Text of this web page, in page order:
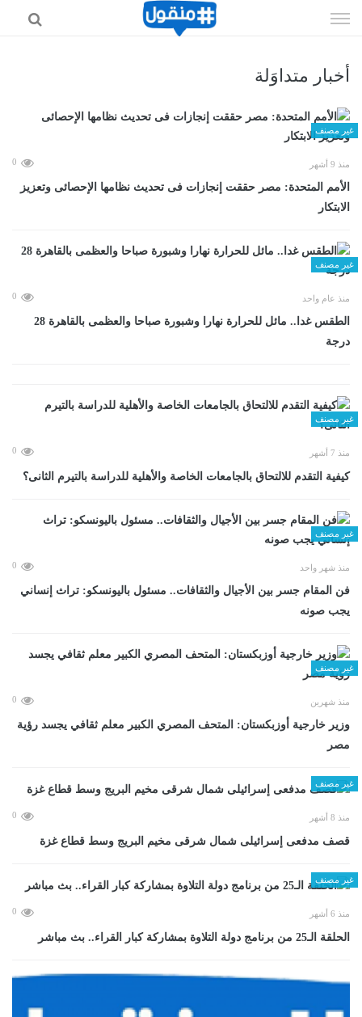
الى
أخبار متداوَلة
غير مصنف
منذ 9 أشهر 0
الأمم المتحدة: مصر حققت إنجازات فى تحديث نظامها الإحصائى وتعزيز
الابتكار
غير مصنف
منذ عام واحد 0
الطقس غدا.. مائل للحرارة نهارا وشبورة صباحا والعظمى بالقاهرة 28
درجة
غير مصنف
منذ 7 أشهر 0
كيفية التقدم للالتحاق بالجامعات الخاصة والأهلية للدراسة بالتيرم الثانى؟
غير مصنف
منذ شهر واحد 0
فن المقام جسر بين الأجيال والثقافات.. مسئول باليونسكو: تراث إنساني
يجب صونه
غير مصنف
منذ شهرين 0
وزير خارجية أوزبكستان: المتحف المصري الكبير معلم ثقافي يجسد رؤية
مصر
غير مصنف
منذ 8 أشهر 0
قصف مدفعى إسرائيلى شمال شرقى مخيم البريج وسط قطاع غزة
غير مصنف
منذ 6 أشهر 0
الحلقة الـ25 من برنامج دولة التلاوة بمشاركة كبار القراء.. بث مباشر